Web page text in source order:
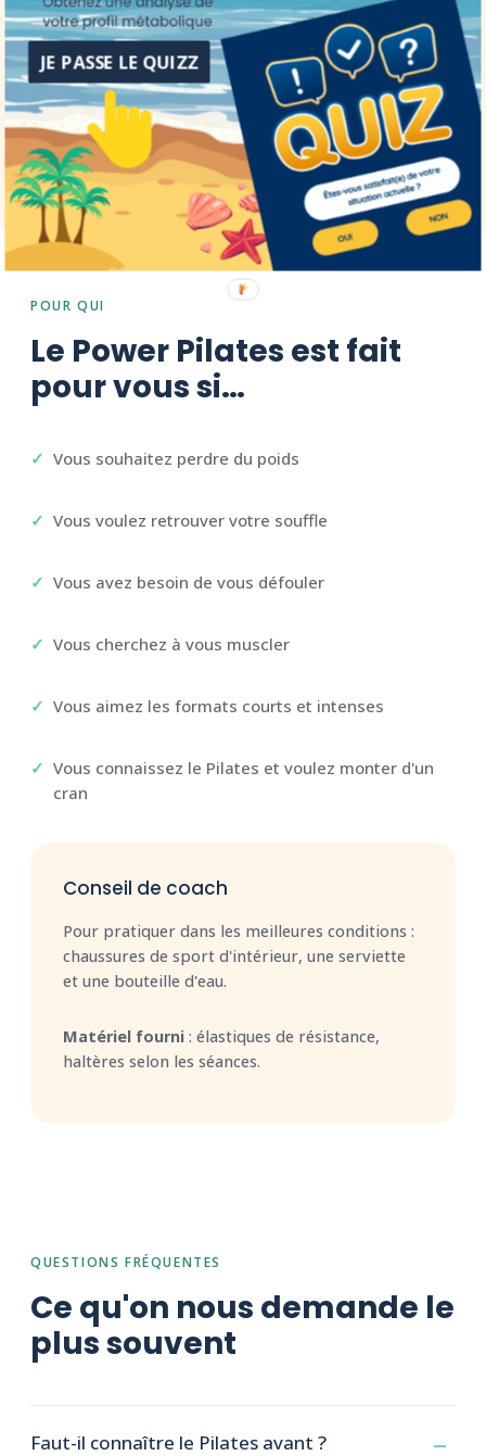
Plus en forme
Un cours complet qui laisse une vraie sensation
de progression.
POUR QUI
Le Power Pilates est fait
pour vous si…
Vous souhaitez perdre du poids
Vous voulez retrouver votre souffle
Vous avez besoin de vous défouler
Vous cherchez à vous muscler
Vous aimez les formats courts et intenses
Vous connaissez le Pilates et voulez monter d'un
cran
Conseil de coach
Pour pratiquer dans les meilleures conditions :
chaussures de sport d'intérieur, une serviette
et une bouteille d'eau.
Matériel fourni : élastiques de résistance,
haltères selon les séances.
QUESTIONS FRÉQUENTES
Ce qu'on nous demande le
plus souvent
Faut-il connaître le Pilates avant ?
JE PASSE LE QUIZZ